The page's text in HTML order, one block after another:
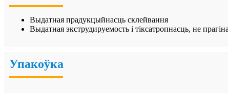
Выдатная прадукцыйнасць склейвання
Выдатная экструдируемость і тіксатропнасць, не
Упакоўка